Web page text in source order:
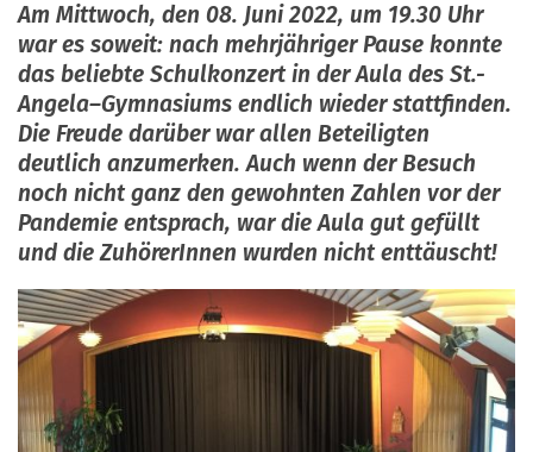
Am Mittwoch, den 08. Juni 2022, um 19.30 Uhr
war es soweit: nach mehrjähriger Pause konnte
das beliebte Schulkonzert in der Aula des St.-
Angela–Gymnasiums endlich wieder stattfinden.
Die Freude darüber war allen Beteiligten
deutlich anzumerken. Auch wenn der Besuch
noch nicht ganz den gewohnten Zahlen vor der
Pandemie entsprach, war die Aula gut gefüllt
und die ZuhörerInnen wurden nicht enttäuscht!